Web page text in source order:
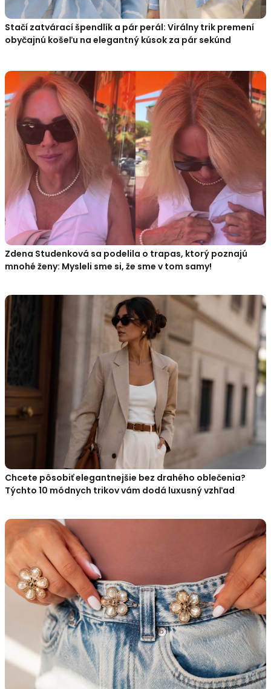
Stačí zatvárací špendlík a pár perál: Virálny trik premení
obyčajnú košeľu na elegantný kúsok za pár sekúnd
Zdena Studenková sa podelila o trapas, ktorý poznajú
mnohé ženy: Mysleli sme si, že sme v tom samy!
Chcete pôsobiť elegantnejšie bez drahého oblečenia?
Týchto 10 módnych trikov vám dodá luxusný vzhľad